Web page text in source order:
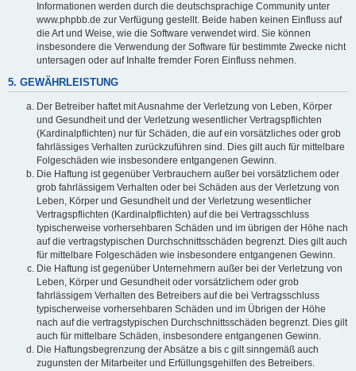
Informationen werden durch die deutschsprachige Community unter
www.phpbb.de zur Verfügung gestellt. Beide haben keinen Einfluss auf
die Art und Weise, wie die Software verwendet wird. Sie können
insbesondere die Verwendung der Software für bestimmte Zwecke nicht
untersagen oder auf Inhalte fremder Foren Einfluss nehmen.
5. GEWÄHRLEISTUNG
Der Betreiber haftet mit Ausnahme der Verletzung von Leben, Körper
und Gesundheit und der Verletzung wesentlicher Vertragspflichten
(Kardinalpflichten) nur für Schäden, die auf ein vorsätzliches oder grob
fahrlässiges Verhalten zurückzuführen sind. Dies gilt auch für mittelbare
Folgeschäden wie insbesondere entgangenen Gewinn.
Die Haftung ist gegenüber Verbrauchern außer bei vorsätzlichem oder
grob fahrlässigem Verhalten oder bei Schäden aus der Verletzung von
Leben, Körper und Gesundheit und der Verletzung wesentlicher
Vertragspflichten (Kardinalpflichten) auf die bei Vertragsschluss
typischerweise vorhersehbaren Schäden und im übrigen der Höhe nach
auf die vertragstypischen Durchschnittsschäden begrenzt. Dies gilt auch
für mittelbare Folgeschäden wie insbesondere entgangenen Gewinn.
Die Haftung ist gegenüber Unternehmern außer bei der Verletzung von
Leben, Körper und Gesundheit oder vorsätzlichem oder grob
fahrlässigem Verhalten des Betreibers auf die bei Vertragsschluss
typischerweise vorhersehbaren Schäden und im Übrigen der Höhe
nach auf die vertragstypischen Durchschnittsschäden begrenzt. Dies gilt
auch für mittelbare Schäden, insbesondere entgangenen Gewinn.
Die Haftungsbegrenzung der Absätze a bis c gilt sinngemäß auch
zugunsten der Mitarbeiter und Erfüllungsgehilfen des Betreibers.